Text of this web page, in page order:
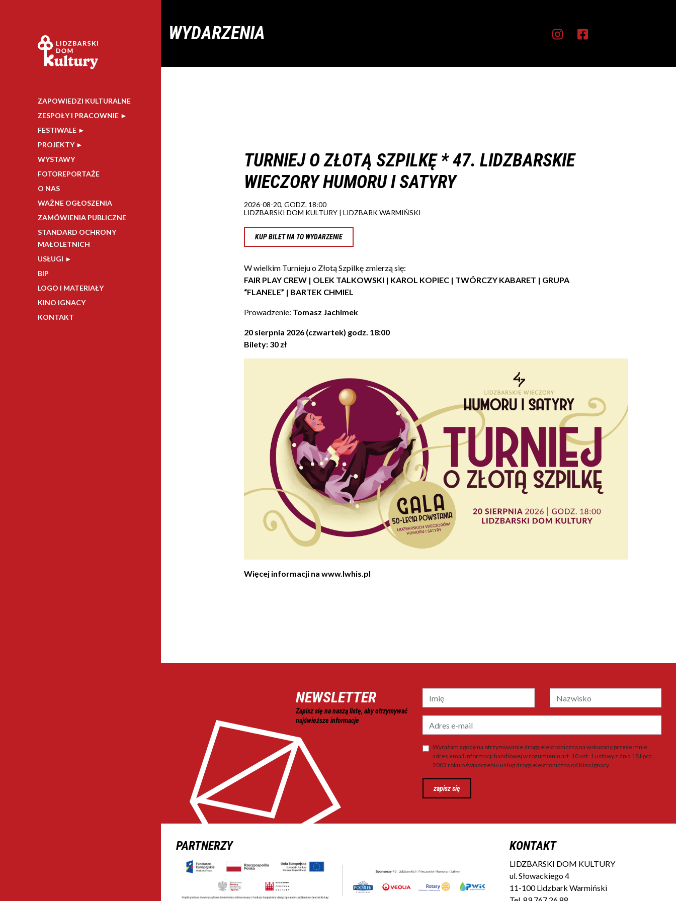
WYDARZENIA
TURNIEJ O ZŁOTĄ SZPILKĘ * 47. LIDZBARSKIE
WIECZORY HUMORU I SATYRY
2026-08-20, GODZ. 18:00
LIDZBARSKI DOM KULTURY | LIDZBARK WARMIŃSKI
KUP BILET NA TO WYDARZENIE
W wielkim Turnieju o Złotą Szpilkę zmierzą się:
FAIR PLAY CREW | OLEK TALKOWSKI | KAROL KOPIEC | TWÓRCZY KABARET | GRUPA
“FLANELE” | BARTEK CHMIEL
Prowadzenie: Tomasz Jachimek
20 sierpnia 2026 (czwartek) godz. 18:00
Bilety: 30 zł
Więcej informacji na www.lwhis.pl
NEWSLETTER
Zapisz się na naszą listę, aby otrzymywać
najświeższe informacje
Wyrażam zgodę na otrzymywanie drogą elektroniczną na wskazany przeze mnie
adres email informacji handlowej w rozumieniu art. 10 ust. 1 ustawy z dnia 18 lipca
2002 roku o świadczeniu usług drogą elektroniczną od Kina Ignacy.
zapisz się
PARTNERZY KONTAKT
LIDZBARSKI DOM KULTURY
ul. Słowackiego 4
11-100 Lidzbark Warmiński
ZAPOWIEDZI KULTURALNE
ZESPOŁY I PRACOWNIE ►
FESTIWALE ►
PROJEKTY ►
WYSTAWY
FOTOREPORTAŻE
O NAS
WAŻNE OGŁOSZENIA
ZAMÓWIENIA PUBLICZNE
STANDARD OCHRONY
MAŁOLETNICH
USŁUGI ►
BIP
LOGO I MATERIAŁY
KINO IGNACY
KONTAKT